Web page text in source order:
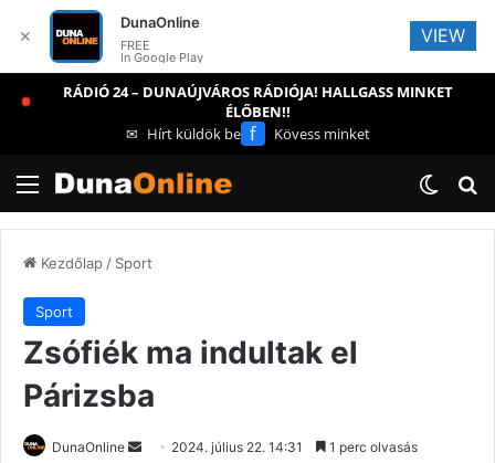
RÁDIÓ 24 – DUNAÚJVÁROS RÁDIÓJA! HALLGASS MINKET
ÉLŐBEN!!
✉ Hírt küldök be f Kövess minket
Menü
Kezdőlap/ Sport
Sport
Zsófiék ma indultak el
Párizsba
DunaOnline
Send 2024. július 22. 14:31 1 perc olvasás
✕
DunaOnline
FREE
In Google Play
VIEW